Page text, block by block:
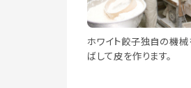
ホワイト餃子独自の機械
ばして皮を作ります。